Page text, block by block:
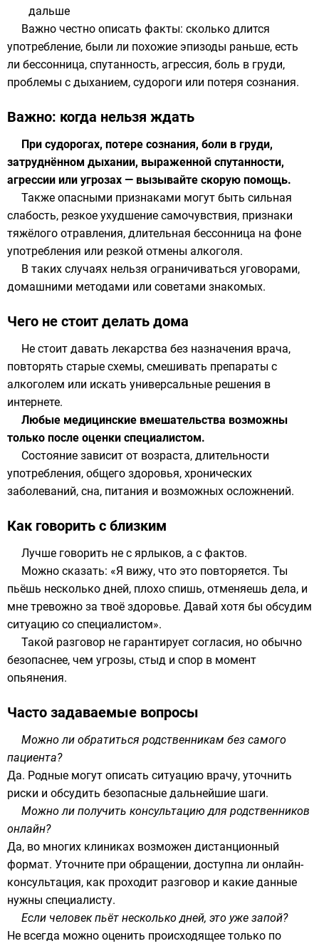
дальше
Важно честно описать факты: сколько длится
употребление, были ли похожие эпизоды раньше, есть
ли бессонница, спутанность, агрессия, боль в груди,
проблемы с дыханием, судороги или потеря сознания.
Важно: когда нельзя ждать
При судорогах, потере сознания, боли в груди,
затруднённом дыхании, выраженной спутанности,
агрессии или угрозах — вызывайте скорую помощь.
Также опасными признаками могут быть сильная
слабость, резкое ухудшение самочувствия, признаки
тяжёлого отравления, длительная бессонница на фоне
употребления или резкой отмены алкоголя.
В таких случаях нельзя ограничиваться уговорами,
домашними методами или советами знакомых.
Чего не стоит делать дома
Не стоит давать лекарства без назначения врача,
повторять старые схемы, смешивать препараты с
алкоголем или искать универсальные решения в
интернете.
Любые медицинские вмешательства возможны
только после оценки специалистом.
Состояние зависит от возраста, длительности
употребления, общего здоровья, хронических
заболеваний, сна, питания и возможных осложнений.
Как говорить с близким
Лучше говорить не с ярлыков, а с фактов.
Можно сказать: «Я вижу, что это повторяется. Ты
пьёшь несколько дней, плохо спишь, отменяешь дела, и
мне тревожно за твоё здоровье. Давай хотя бы обсудим
ситуацию со специалистом».
Такой разговор не гарантирует согласия, но обычно
безопаснее, чем угрозы, стыд и спор в момент
опьянения.
Часто задаваемые вопросы
Можно ли обратиться родственникам без самого
пациента?
Да. Родные могут описать ситуацию врачу, уточнить
риски и обсудить безопасные дальнейшие шаги.
Можно ли получить консультацию для родственников
онлайн?
Да, во многих клиниках возможен дистанционный
формат. Уточните при обращении, доступна ли онлайн-
консультация, как проходит разговор и какие данные
нужны специалисту.
Если человек пьёт несколько дней, это уже запой?
Не всегда можно оценить происходящее только по